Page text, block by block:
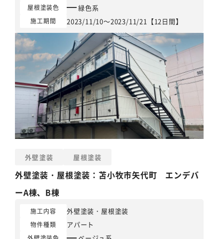
屋根塗装色 緑色系
施工期間 2023/11/10～2023/11/21【12日間】
外壁塗装 屋根塗装
外壁塗装 ・ 屋根塗装 ：苫小牧市矢代町 エンデバ
ーA棟、B棟
施工内容 外壁塗装 ・ 屋根塗装
物件種類 アパート